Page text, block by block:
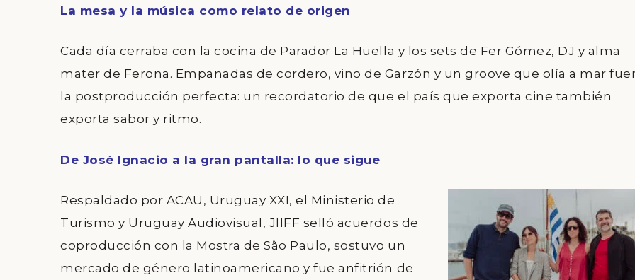
La mesa y la música como relato de origen
Cada día cerraba con la cocina de Parador La Huella y los sets de Fer Gómez, DJ y alma
mater de Ferona. Empanadas de cordero, vino de Garzón y un groove que olía a mar
la postproducción perfecta: un recordatorio de que el país que exporta cine también
exporta sabor y ritmo.
De José Ignacio a la gran pantalla: lo que sigue
Respaldado por ACAU, Uruguay XXI, el Ministerio de
Turismo y Uruguay Audiovisual , JIIFF selló acuerdos de
coproducción con la Mostra de São Paulo, sostuvo un
mercado de género latinoamericano y fue anfitrión de